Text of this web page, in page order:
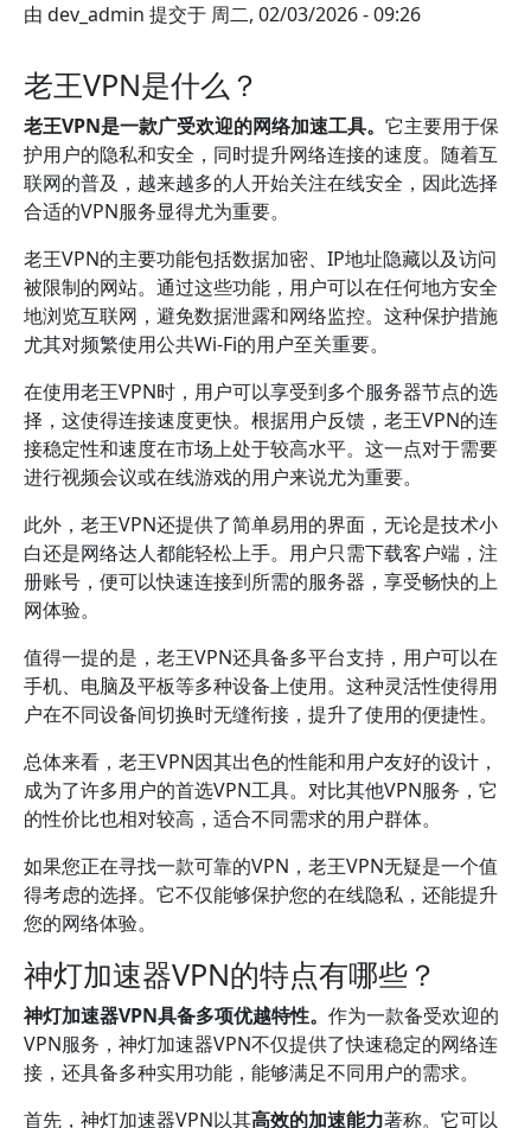
由 dev_admin 提交于 周二, 02/03/2026 - 09:26
老王VPN是什么？
老王VPN是一款广受欢迎的网络加速工具。 它主要用于保
护用户的隐私和安全，同时提升网络连接的速度。随着互
联网的普及，越来越多的人开始关注在线安全，因此选择
合适的VPN服务显得尤为重要。
老王VPN的主要功能包括数据加密、IP地址隐藏以及访问
被限制的网站。通过这些功能，用户可以在任何地方安全
地浏览互联网，避免数据泄露和网络监控。这种保护措施
尤其对频繁使用公共Wi-Fi的用户至关重要。
在使用老王VPN时，用户可以享受到多个服务器节点的选
择，这使得连接速度更快。根据用户反馈，老王VPN的连
接稳定性和速度在市场上处于较高水平。这一点对于需要
进行视频会议或在线游戏的用户来说尤为重要。
此外，老王VPN还提供了简单易用的界面，无论是技术小
白还是网络达人都能轻松上手。用户只需下载客户端，注
册账号，便可以快速连接到所需的服务器，享受畅快的上
网体验。
值得一提的是，老王VPN还具备多平台支持，用户可以在
手机、电脑及平板等多种设备上使用。这种灵活性使得用
户在不同设备间切换时无缝衔接，提升了使用的便捷性。
总体来看，老王VPN因其出色的性能和用户友好的设计，
成为了许多用户的首选VPN工具。对比其他VPN服务，它
的性价比也相对较高，适合不同需求的用户群体。
如果您正在寻找一款可靠的VPN，老王VPN无疑是一个值
得考虑的选择。它不仅能够保护您的在线隐私，还能提升
您的网络体验。
神灯加速器VPN的特点有哪些？
神灯加速器VPN具备多项优越特性。 作为一款备受欢迎的
VPN服务，神灯加速器VPN不仅提供了快速稳定的网络连
接，还具备多种实用功能，能够满足不同用户的需求。
首先，神灯加速器VPN以其高效的加速能力著称。它可以